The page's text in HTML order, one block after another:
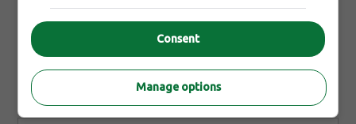
Offre d'emploi | Apprenti boucher | Montréal,QC
Consent
Manage options